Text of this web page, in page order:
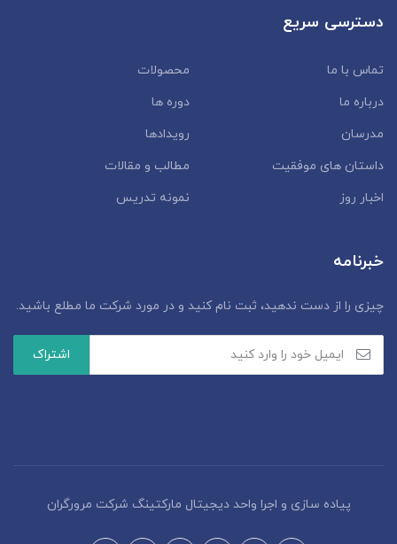
دسترسی سریع
تماس با ما
محصولات
درباره ما
دوره ها
مدرسان
رویدادها
داستان‌ های موفقیت
مطالب و مقالات
اخبار روز
نمونه تدریس
خبرنامه
چیزی را از دست ندهید، ثبت نام کنید و در مورد شرکت ما مطلع باشید.
پیاده سازی و اجرا واحد دیجیتال مارکتینگ شرکت مرورگران